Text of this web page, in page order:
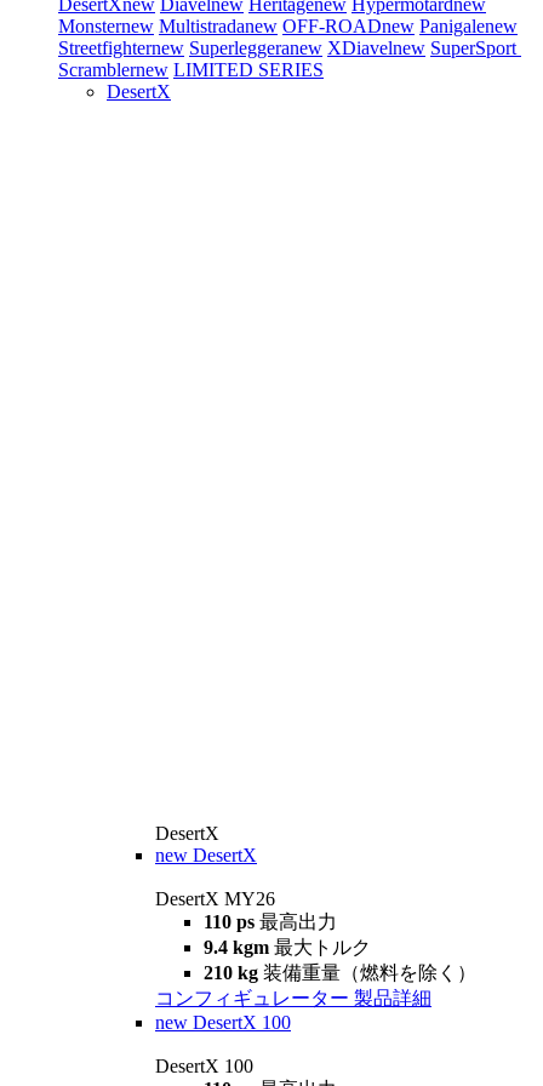
DesertXnew Diavelnew Heritagenew Hypermotardnew
Monsternew Multistradanew OFF-ROADnew Panigalenew
Streetfighternew Superleggeranew XDiavelnew SuperSport
Scramblernew LIMITED SERIES
DesertX
DesertX
new DesertX
DesertX MY26
110 ps 最高出力
9.4 kgm 最大トルク
210 kg 装備重量（燃料を除く）
コンフィギュレーター 製品詳細
new DesertX 100
DesertX 100